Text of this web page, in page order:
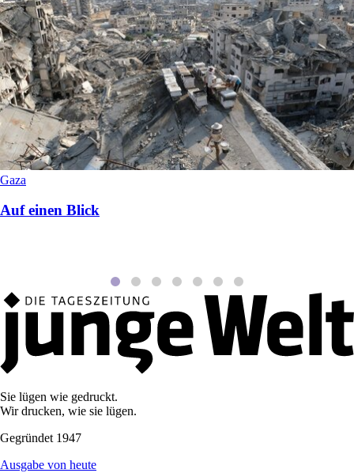
Gaza
Auf einen Blick
Sie lügen wie gedruckt.
Wir drucken, wie sie lügen.
Gegründet 1947
Ausgabe von heute